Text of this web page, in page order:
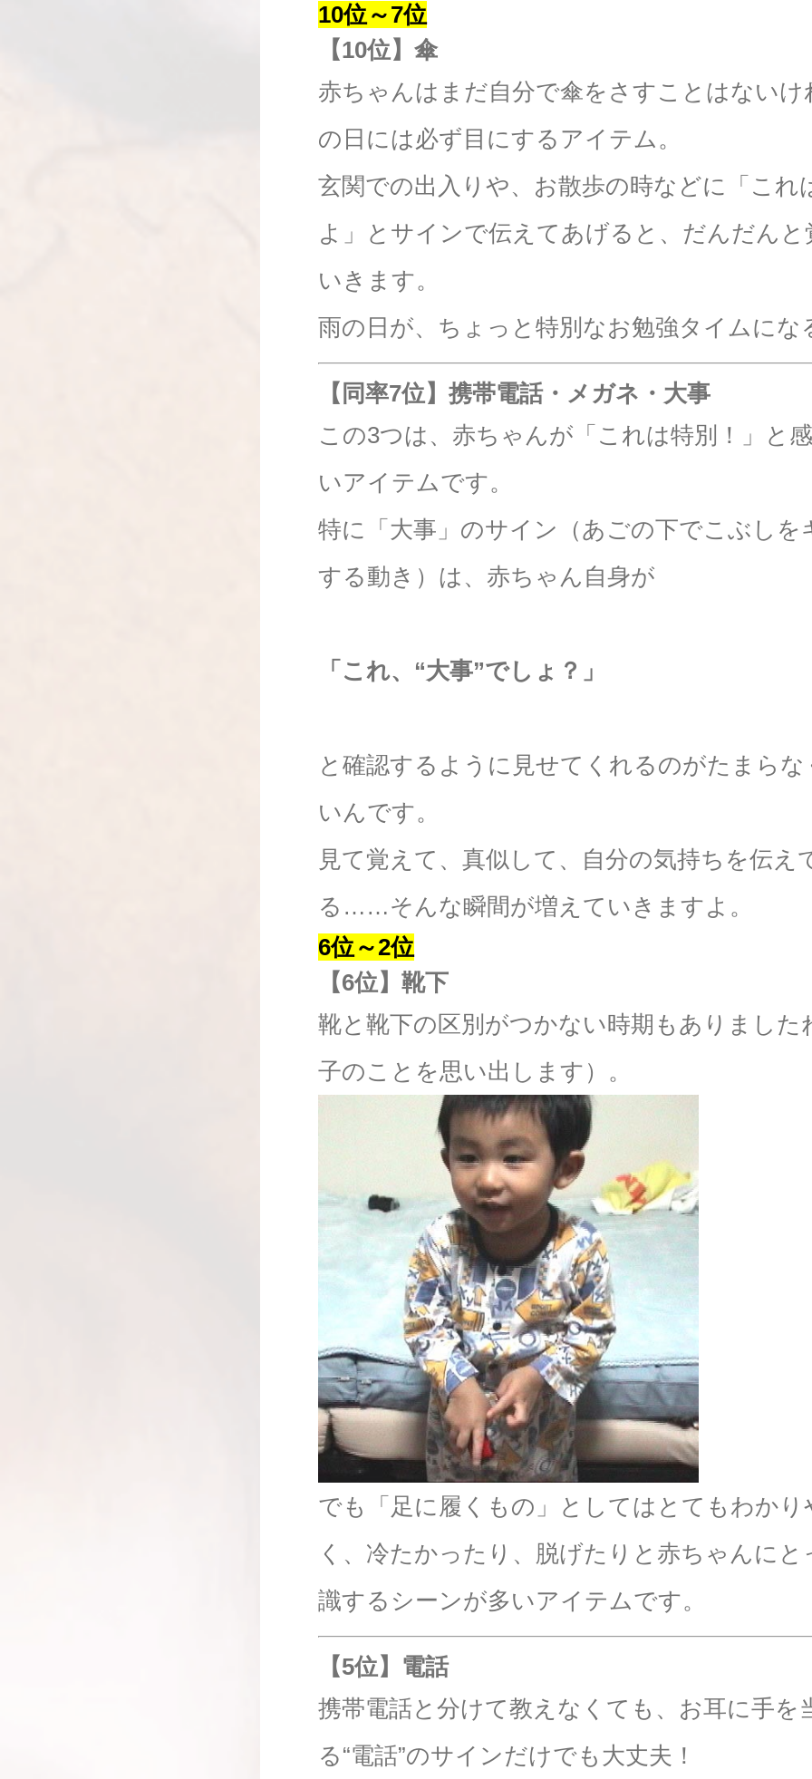
10位～7位
【10位】傘
赤ちゃんはまだ自分で傘をさすことはないけ
の日には必ず目にするアイテム。
玄関での出入りや、お散歩の時などに「これ
よ」とサインで伝えてあげると、だんだんと
いきます。
雨の日が、ちょっと特別なお勉強タイムにな
【同率7位】携帯電話・メガネ・大事
この3つは、赤ちゃんが「これは特別！」と
いアイテムです。
特に「大事」のサイン（あごの下でこぶしを
する動き）は、赤ちゃん自身が
「これ、“大事”でしょ？」
と確認するように見せてくれるのがたまらな
いんです。
見て覚えて、真似して、自分の気持ちを伝え
る……そんな瞬間が増えていきますよ。
6位～2位
【6位】靴下
靴と靴下の区別がつかない時期もありました
子のことを思い出します）。
でも「足に履くもの」としてはとてもわかり
く、冷たかったり、脱げたりと赤ちゃんにと
識するシーンが多いアイテムです。
【5位】電話
携帯電話と分けて教えなくても、お耳に手を
る“電話”のサインだけでも大丈夫！